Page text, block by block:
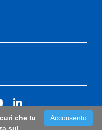
di prima istanza per
Acconsento
che tu
sul